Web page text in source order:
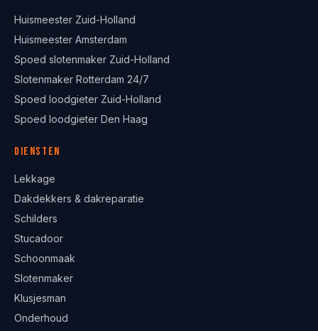
Huismeester Zuid-Holland
Huismeester Amsterdam
Spoed slotenmaker Zuid-Holland
Slotenmaker Rotterdam 24/7
Spoed loodgieter Zuid-Holland
Spoed loodgieter Den Haag
Diensten
Lekkage
Dakdekkers & dakreparatie
Schilders
Stucadoor
Schoonmaak
Slotenmaker
Klusjesman
Onderhoud